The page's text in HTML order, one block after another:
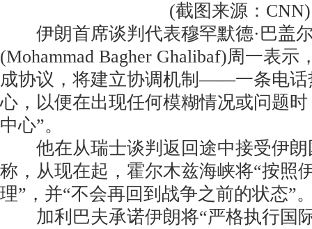
(截图来源：CNN)
伊朗首席谈判代表穆罕默德·巴盖尔
(Mohammad Bagher Ghalibaf)周一表示
成协议，将建立协调机制——一条电话
心，以便在出现任何模糊情况或问题
中心”。
他在从瑞士谈判返回途中接受伊朗
称，从现在起，霍尔木兹海峡将“按照
理”，并“不会再回到战争之前的状态”
加利巴夫承诺伊朗将“严格执行国